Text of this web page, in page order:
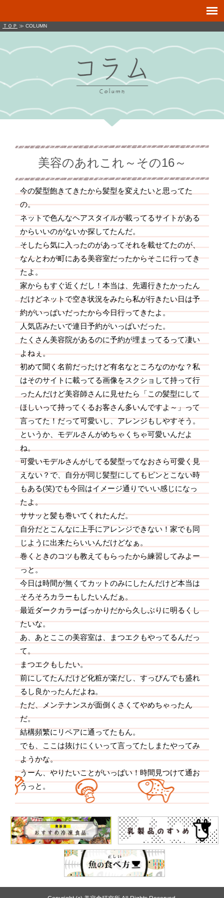
ＴＯＰ ≫ COLUMN
美容のあれこれ～その16～
今の髪型飽きてきたから髪型を変えたいと思ってた
の。
ネットで色んなヘアスタイルが載ってるサイトがある
からいいのがないか探してたんだ。
そしたら気に入ったのがあってそれを載せてたのが、
なんとわが町にある美容室だったからそこに行ってき
たよ。
家からもすぐ近くだし！本当は、先週行きたかったん
だけどネットで空き状況をみたら私が行きたい日は予
約がいっぱいだったから今日行ってきたよ。
人気店みたいで連日予約がいっぱいだった。
たくさん美容院があるのに予約が埋まってるって凄い
よねぇ。
初めて聞く名前だったけど有名なところなのかな？私
はそのサイトに載ってる画像をスクショして持って行
ったんだけど美容師さんに見せたら「この髪型にして
ほしいって持ってくるお客さん多いんですよ～」って
言ってた！だって可愛いし、アレンジもしやすそう。
というか、モデルさんがめちゃくちゃ可愛いんだよ
ね。
可愛いモデルさんがしてる髪型ってなおさら可愛く見
えない？で、自分が同じ髪型にしてもピンとこない時
もある(笑)でも今回はイメージ通りでいい感じになっ
たよ。
ササッと髪も巻いてくれたんだ。
自分だとこんなに上手にアレンジできない！家でも同
じように出来たらいいんだけどなぁ。
巻くときのコツも教えてもらったから練習してみよー
っと。
今日は時間が無くてカットのみにしたんだけど本当は
そろそろカラーもしたいんだぁ。
最近ダークカラーばっかりだから久しぶりに明るくし
たいな。
あ、あとここの美容室は、まつエクもやってるんだっ
て。
まつエクもしたい。
前にしてたんだけど化粧が楽だし、すっぴんでも盛れ
るし良かったんだよね。
ただ、メンテナンスが面倒くさくてやめちゃったん
だ。
結構頻繁にリペアに通ってたもん。
でも、ここは抜けにくいって言ってたしまたやってみ
ようかな。
うーん、やりたいことがいっぱい！時間見つけて通お
うっと。